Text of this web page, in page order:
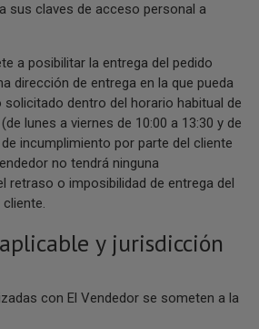
sus claves de acceso personal a
a posibilitar la entrega del pedido
dirección de entrega en la que pueda
solicitado dentro del horario habitual de
lunes a viernes de 10:00 a 13:30 y de
incumplimiento por parte del cliente
no tendrá ninguna
retraso o imposibilidad de entrega del
y jurisdicción
con El Vendedor se someten a la